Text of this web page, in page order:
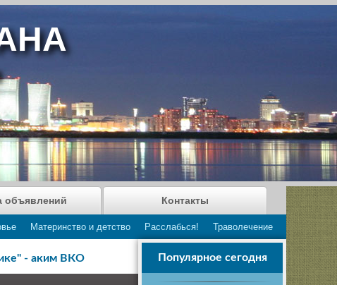
Материнство и детство Расслабься! Траволечение
объявлений Контакты
Популярное сегодня
- аким ВКО